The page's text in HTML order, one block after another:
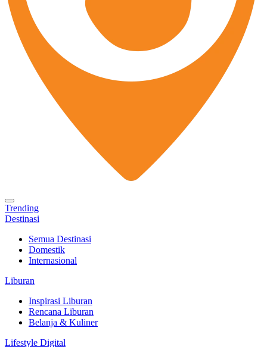
Trending
Destinasi
Semua Destinasi
Domestik
Internasional
Liburan
Inspirasi Liburan
Rencana Liburan
Belanja & Kuliner
Lifestyle Digital